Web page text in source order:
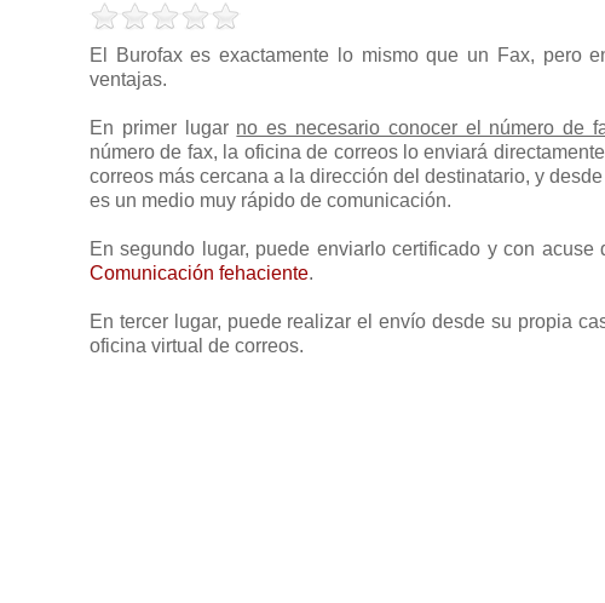
El Burofax es exactamente lo mismo que un Fax, pero
ventajas.
En primer lugar no es necesario conocer el número de
número de fax, la oficina de correos lo enviará
correos más cercana a la dirección del destinatario, y
es un medio muy rápido de comunicación.
En segundo lugar, puede enviarlo certificado y con
Comunicación fehaciente.
En tercer lugar, puede realizar el envío desde su propia
oficina virtual de correos.